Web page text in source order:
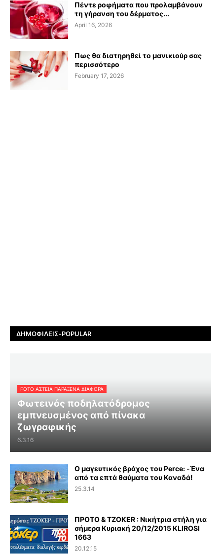
Πέντε ροφήματα που προλαμβάνουν
τη γήρανση του δέρματος...
April 16, 2026
Πως θα διατηρηθεί το μανικιούρ σας
περισσότερο
February 17, 2026
ΔΗΜΟΦΙΛΕΊΣ-POPULAR
FOTO ΑΣΤΕΙΑ ΠΑΡΑΞΕΝΑ ΔΙΑΦΟΡΑ
Φωτεινός ποδηλατόδρομος
εμπνευσμένος από πίνακα
ζωγραφικής
6.3.16
Ο μαγευτικός βράχος του Perce: -Ένα
από τα επτά θαύματα του Καναδά!
25.3.14
ΠΡΟΤΟ & TZOKER : Νικήτρια στήλη για
σήμερα Κυριακή 20/12/2015 KLIROSI
1663
20.12.15